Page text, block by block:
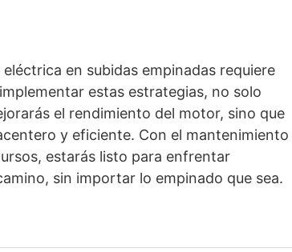
en subidas empinadas requiere
estas estrategias, no solo
el rendimiento del motor, sino que
y eficiente. Con el mantenimiento
estarás listo para enfrentar
sin importar lo empinado que sea.